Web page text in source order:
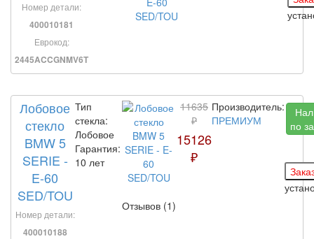
Номер детали:
400010181
Еврокод:
2445ACCGNMV6T
Лобовое
стекло
BMW 5
SERIE -
E-60
SED/TOU
Номер детали:
400010188
Тип
стекла:
Лобовое
Гарантия:
10 лет
Отзывов (1)
11635
₽
15126
₽
Производитель:
ПРЕМИУМ
по